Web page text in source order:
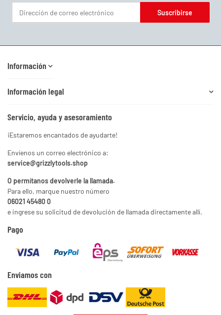
Suscribirse
Información
Información legal
Servicio, ayuda y asesoramiento
¡Estaremos encantados de ayudarte!
Envíenos un correo electrónico a:
service@grizzlytools.shop
O permítanos devolverle la llamada.
Para ello, marque nuestro número
06021 45480 0
e ingrese su solicitud de devolución de llamada directamente allí.
Pago
Enviamos con